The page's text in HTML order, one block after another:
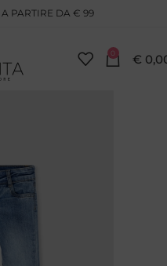
PARTIRE DA € 99
0 €